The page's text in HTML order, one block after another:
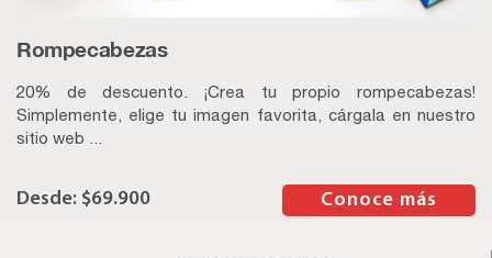
Rompecabezas
20% de descuento. ¡Crea tu propio rompecabezas!
Simplemente, elige tu imagen favorita, cárgala en nuestro
sitio web ...
$69.900 Conoce más